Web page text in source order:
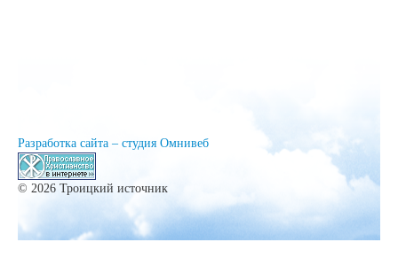
Разработка сайта – студия Омнивеб
© 2026 Троицкий источник